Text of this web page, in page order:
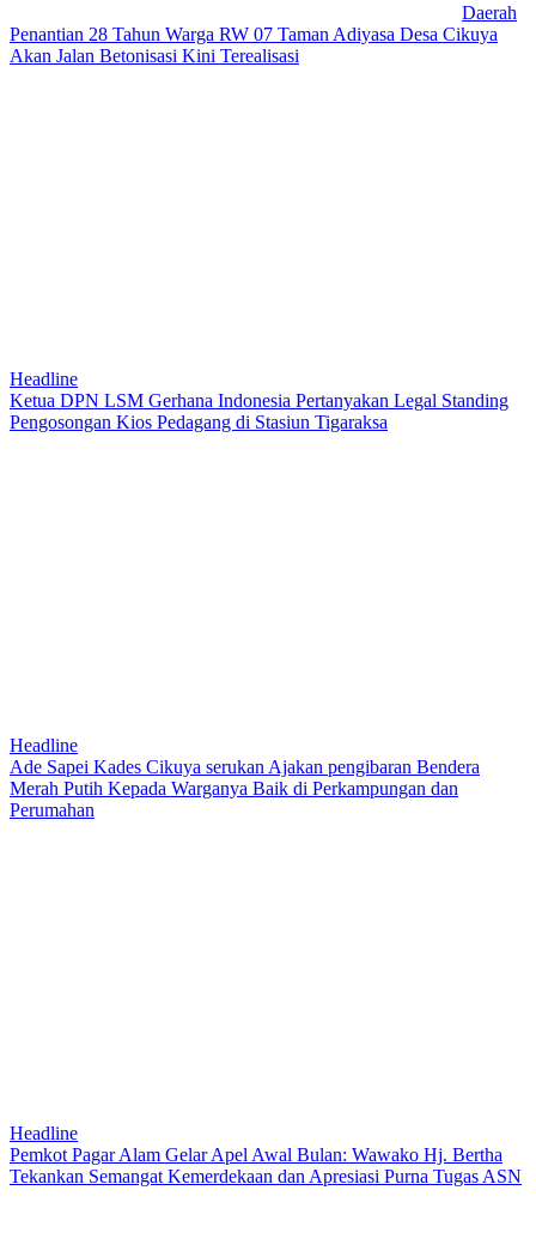
Daerah
Penantian 28 Tahun Warga RW 07 Taman Adiyasa Desa Cikuya
Akan Jalan Betonisasi Kini Terealisasi
Headline
Ketua DPN LSM Gerhana Indonesia Pertanyakan Legal Standing
Pengosongan Kios Pedagang di Stasiun Tigaraksa
Headline
Ade Sapei Kades Cikuya serukan Ajakan pengibaran Bendera
Merah Putih Kepada Warganya Baik di Perkampungan dan
Perumahan
Headline
Pemkot Pagar Alam Gelar Apel Awal Bulan: Wawako Hj. Bertha
Tekankan Semangat Kemerdekaan dan Apresiasi Purna Tugas ASN